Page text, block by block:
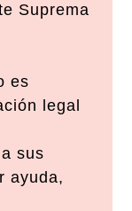
Suprema
es
legal
sus
ayuda,